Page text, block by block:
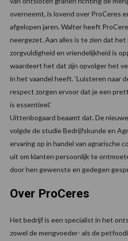
overneemt, is lovend over ProCeres
afgelopen jaren. Walter heeft
neergezet. Aan alles is te zien dat
zorgvuldigheid en vriendelijkheid is
waardeert het dat zijn opvolger het
in het vaandel heeft. ‘Luisteren naar
respect zorgen ervoor dat je een
is essentieel.’
Uittenbogaard beaamt dat. De
volgde de studie Bedrijfskunde en
ervaring op in handel van agrarische
uit om klanten persoonlijk te
door hen gewenste en gedegen
Over ProCeres
Het bedrijf is een specialist in het
zowel de mengvoeder- als de